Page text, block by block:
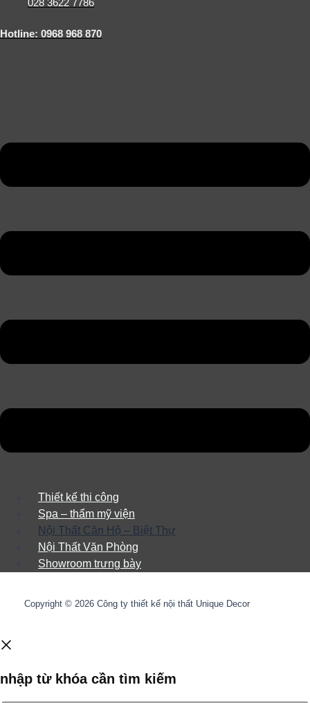
028 3622 7786
Hotline: 0968 968 870
Thiết kế thi công
Spa – thẩm mỹ viện
Nội Thất Căn Hộ – Biệt Thự
Nội Thất Văn Phòng
Showroom trưng bày
Copyright © 2026 Công ty thiết kế nội thất Unique Decor
nhập từ khóa cần tìm kiếm